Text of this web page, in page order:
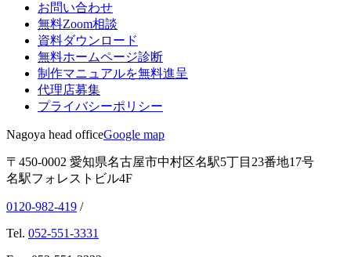
お問い合わせ
無料Zoom相談
資料ダウンロード
無料ホームページ診断
制作マニュアルを無料進呈
代理店募集
プライバシーポリシー
Nagoya head officeGoogle map
〒450-0002 愛知県名古屋市中村区名駅5丁目23番地17号
名駅フォレストビル4F
0120-982-419 /
Tel. 052-551-3331